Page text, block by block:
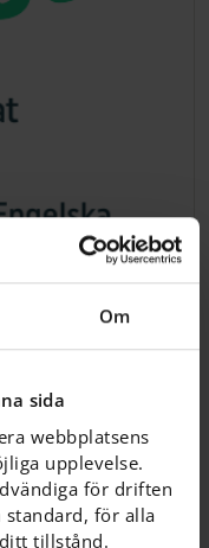
Om
sida
webbplatsens
upplevelse.
för driften
standard, för alla
tillstånd.
Grön Flagg-
den
Flagg till vår